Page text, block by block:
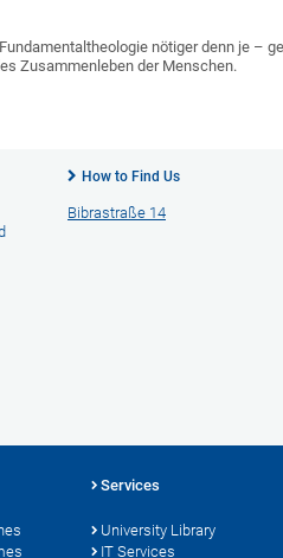
nötiger denn je –
Zusammenleben der Menschen.
How to Find Us
Bibrastraße 14
Services
University Library
IT Services